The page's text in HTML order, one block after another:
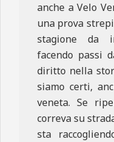
anche a Velo
una prova
stagione da
facendo passi
diritto nella
siamo certi,
veneta. Se
correva su
sta